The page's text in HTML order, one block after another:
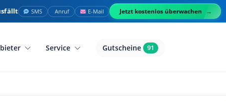
SMS Anruf E-Mail Jetzt kostenlos überwachen
Service Gutscheine 91